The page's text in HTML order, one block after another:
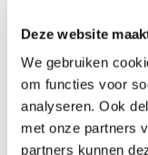
Deze website
We gebruiken
om functies voor
analyseren. Ook
met onze partners
partners kunnen
RockBoard Power